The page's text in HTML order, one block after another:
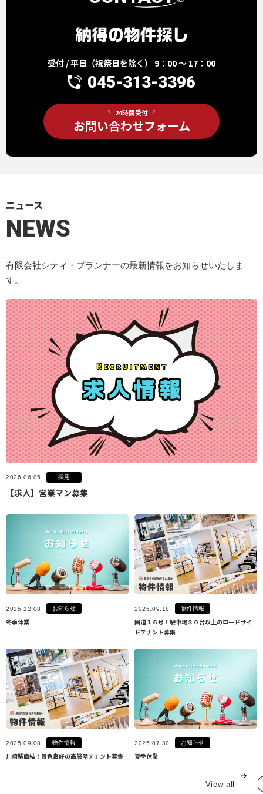
受付 / 平日（祝祭日を除く） 9：00 ～ 17：00
045-313-3396
24時間受付
お問い合わせフォーム
ニュース
NEWS
有限会社シティ・プランナーの最新情報をお知らせいたしま
す。
2026.06.05 採用
【求人】営業マン募集
2025.12.08 お知らせ
冬季休業
2025.09.18 物件情報
国道１６号！駐車場３０台以上のロードサイ
ドテナント募集
2025.09.08 物件情報
川崎駅直結！景色良好の高層階テナント募集
2025.07.30 お知らせ
夏季休業
View all